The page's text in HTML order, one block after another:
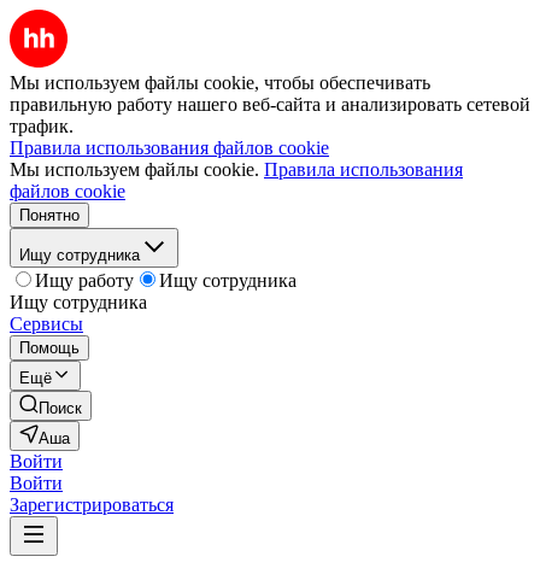
Мы используем файлы cookie, чтобы обеспечивать
правильную работу нашего веб-сайта и анализировать сетевой
трафик.
Правила использования файлов cookie
Мы используем файлы cookie. Правила использования
файлов cookie
Понятно
Ищу сотрудника
Ищу работу
Ищу сотрудника
Ищу сотрудника
Сервисы
Помощь
Ещё
Поиск
Аша
Войти
Войти
Зарегистрироваться